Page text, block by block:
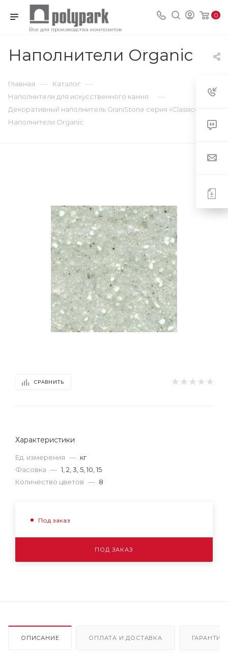
Все для производства композитов
0
Наполнители Organic
Главная — Каталог —
Наполнители для искусственного камня —
Декоративный наполнитель GraniStone серия «Classic»
Наполнители Organic
СРАВНИТЬ
Характеристики
Ед. измерения — кг
Фасовка — 1, 2, 3, 5, 10, 15
Количество цветов — 8
Под заказ
ПОД ЗАКАЗ
ОПИСАНИЕ ОПЛАТА И ДОСТАВКА